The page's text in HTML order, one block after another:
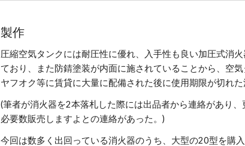
製作
圧縮空気タンクには耐圧性に優れ、入手性も良い加圧式消
ており、また防錆塗装が内面に施されていることから、空
ヤフオク等に賃貸に大量に配備された後に使用期限が切れた
(筆者が消火器を2本落札した際には出品者から連絡があり
必要数販売しますよとの連絡があった。)
今回は数多く出回っている消火器のうち、大型の20型を購入